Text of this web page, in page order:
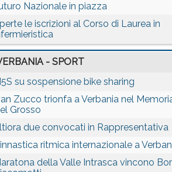
Nazionale in piazza
le iscrizioni al Corso di Laurea in
- SPORT
su sospensione bike sharing
Zucco trionfa a Verbania nel
Grosso
due convocati in Rappresentativa
ritmica internazionale a
della Valle Intrasca vincono